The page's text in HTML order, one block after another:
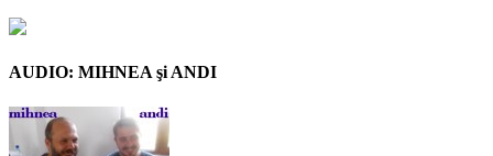
AUDIO: MIHNEA şi ANDI